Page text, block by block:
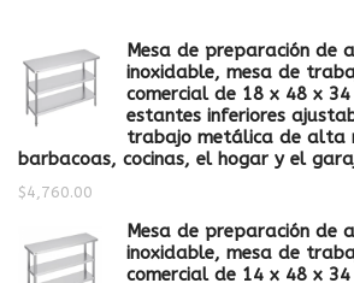
Mesa de preparación de
inoxidable, mesa de
comercial de 18 x 48 x
estantes inferiores
trabajo metálica de alta
barbacoas, cocinas, el hogar y el
$4,760.00
Mesa de preparación de
inoxidable, mesa de
comercial de 14 x 48 x